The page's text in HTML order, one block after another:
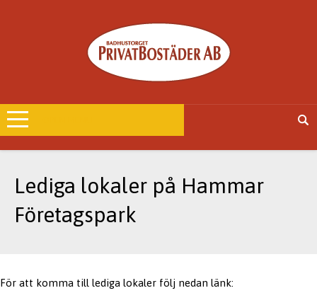
Lediga lokaler på Hammar
Företagspark
För att komma till lediga lokaler följ nedan länk: